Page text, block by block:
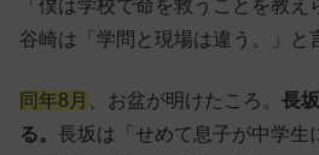
「僕は学校で命を救うことを教え
谷崎は「学問と現場は違う。」と
同年8月 、お盆が明けたころ。 長
る。 長坂は「せめて息子が中学生